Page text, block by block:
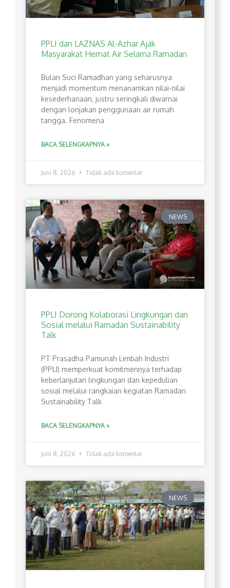
PPLI dan LAZNAS Al-Azhar Ajak
Masyarakat Hemat Air Selama Ramadan
Bulan Suci Ramadhan yang seharusnya
menjadi momentum menanamkan nilai-nilai
kesederhanaan, justru seringkali diwarnai
dengan lonjakan penggunaan air rumah
tangga. Fenomena
BACA SELENGKAPNYA »
Juni 8, 2026 Tidak ada komentar
NEWS
PPLI Dorong Kolaborasi Lingkungan dan
Sosial melalui Ramadan Sustainability
Talk
PT Prasadha Pamunah Limbah Industri
(PPLI) memperkuat komitmennya terhadap
keberlanjutan lingkungan dan kepedulian
sosial melalui rangkaian kegiatan Ramadan
Sustainability Talk
BACA SELENGKAPNYA »
Juni 8, 2026 Tidak ada komentar
NEWS